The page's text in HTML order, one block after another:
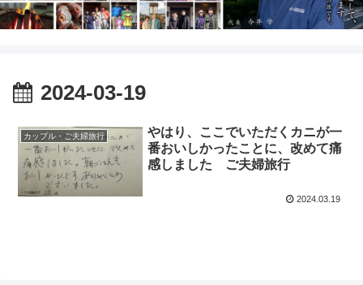
2024-03-19
カップル・ご夫婦旅行
やはり、ここでいただくカニが一
番おいしかったことに、改めて痛
感しました ご夫婦旅行
2024.03.19